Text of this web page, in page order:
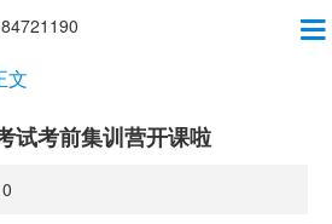
文
试考前集训营开课啦
0